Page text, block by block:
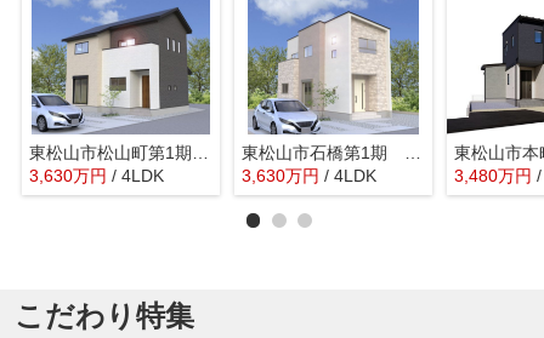
東松山市松山町第1期ワイウッドコート 新築戸建 全5棟 2号棟
3,630万円 / 4LDK
東松山市石橋第1期 ワイウッドコート 新築戸建 全5棟 2号棟
3,630万円 / 4LDK 3,480万円
こだわり特集